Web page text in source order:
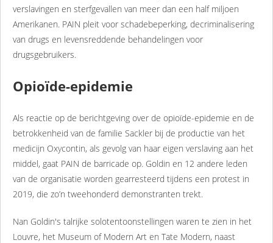
verslavingen en sterfgevallen van meer dan een half miljoen
Amerikanen. PAIN pleit voor schadebeperking, decriminalisering
van drugs en levensreddende behandelingen voor
drugsgebruikers.
Opioïde-epidemie
Als reactie op de berichtgeving over de opioïde-epidemie en de
betrokkenheid van de familie Sackler bij de productie van het
medicijn Oxycontin, als gevolg van haar eigen verslaving aan het
middel, gaat PAIN de barricade op. Goldin en 12 andere leden
van de organisatie worden gearresteerd tijdens een protest in
2019, die zo’n tweehonderd demonstranten trekt.
Nan Goldin's talrijke solotentoonstellingen waren te zien in het
Louvre, het Museum of Modern Art en Tate Modern, naast